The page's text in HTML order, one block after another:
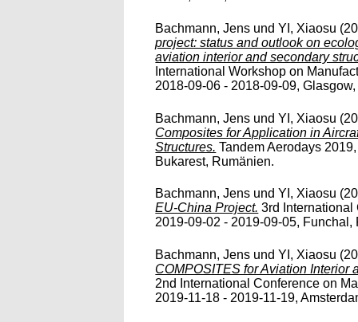
Bachmann, Jens undYI, Xiaosu
project: status and outlook on
aviation interior and secondary
International Workshop on
2018-09-06 - 2018-09-09,
Bachmann, Jens undYI, Xiaosu
Composites for Application in
Structures. Tandem Aerodays
Bukarest, Rumänien.
Bachmann, Jens undYI, Xiaosu
EU-China Project. 3rd International
2019-09-02 - 2019-09-05, Funchal,
Bachmann, Jens undYI, Xiaosu
COMPOSITES for Aviation Interior
2nd International Conference on
2019-11-18 - 2019-11-19,